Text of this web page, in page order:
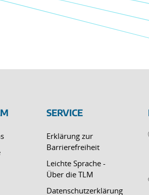
SERVICE
Erklärung zur
Barrierefreiheit
Leichte Sprache -
Über die TLM
Datenschutzerklärung